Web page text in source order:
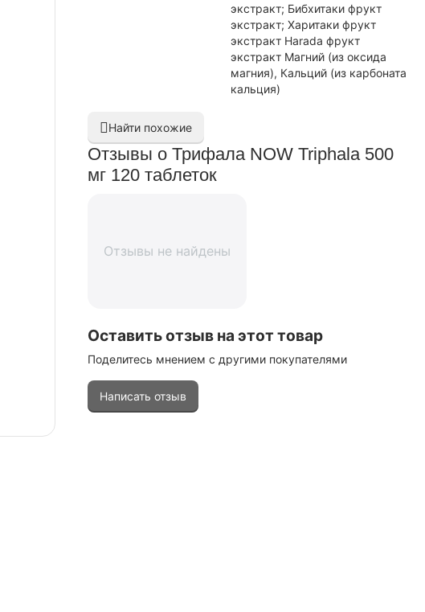
экстракт; Бибхитаки фрукт
экстракт; Харитаки фрукт
экстракт Harada фрукт
экстракт Магний (из оксида
магния), Кальций (из карбоната
кальция)
Найти похожие
Отзывы о Трифала NOW Triphala 500
мг 120 таблеток
Отзывы не найдены
Оставить отзыв на этот товар
Поделитесь мнением с другими покупателями
Написать отзыв